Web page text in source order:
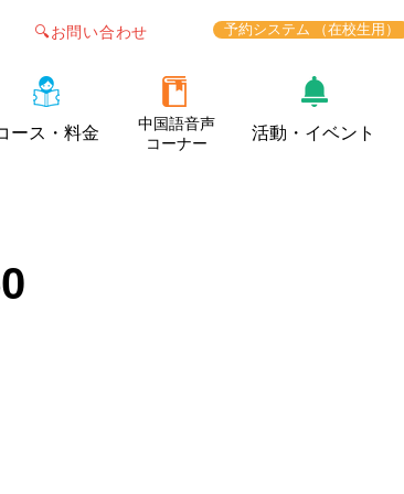
🔍お問い合わせ 予約システム （在校生用）
ース・料金
中国語音声
コーナー
活動・イベント